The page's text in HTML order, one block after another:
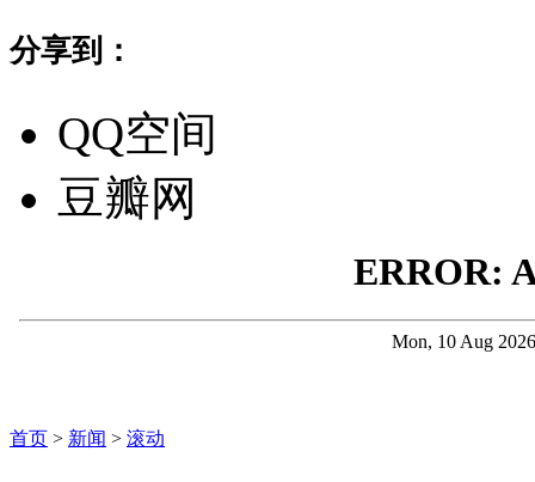
分享到：
QQ空间
豆瓣网
首页 > 新闻 > 滚动